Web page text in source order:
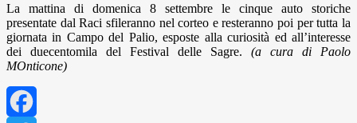
La mattina di domenica 8 settembre le cinque auto storiche
presentate dal Raci sfileranno nel corteo e resteranno poi per tutta la
giornata in Campo del Palio, esposte alla curiosità ed all’interesse
dei duecentomila del Festival delle Sagre. (a cura di Paolo
MOnticone)